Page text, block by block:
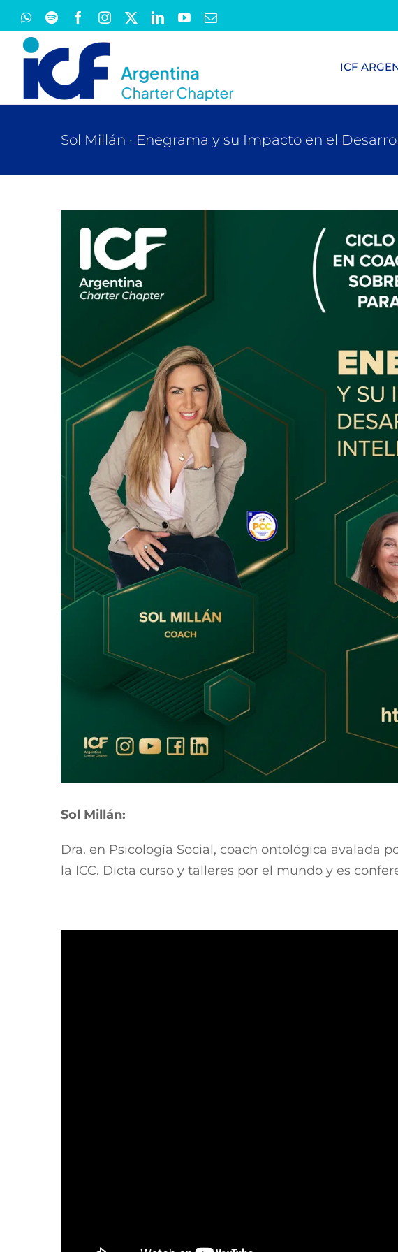
Saltar
al
contenido
WhatsApp
SpotifyFacebookInstagram LinkedInYouTubeCorreo
electrónico
ICF
Sol Millán · Enegrama y su Impacto en el
Sol Millán:
Dra. en Psicología Social, coach ontológica avalada
la ICC. Dicta curso y talleres por el mundo y es